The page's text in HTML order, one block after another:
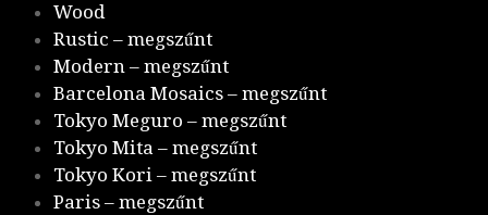
Wood
Rustic – megszűnt
Modern – megszűnt
Barcelona Mosaics – megszűnt
Tokyo Meguro – megszűnt
Tokyo Mita – megszűnt
Tokyo Kori – megszűnt
Paris – megszűnt